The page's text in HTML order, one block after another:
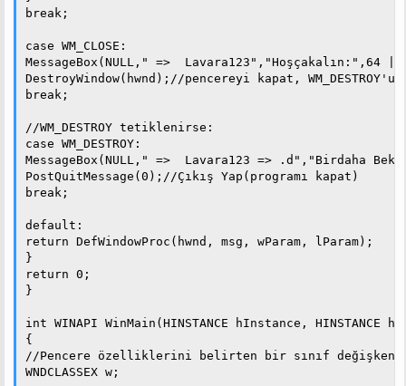
break;
case WM_CLOSE:
MessageBox(NULL," =>  Lavara123","Hoşçakalın:",64 |
DestroyWindow(hwnd);//pencereyi kapat,
break;
//WM_DESTROY tetiklenirse:
case WM_DESTROY:
MessageBox(NULL," =>  Lavara123 => .d","Birdaha
PostQuitMessage(0);//Çıkış Yap(programı kapat)
break;
default:
return DefWindowProc(hwnd, msg, wParam, lParam);
}
return 0;
}
int WINAPI WinMain(HINSTANCE hInstance, HINSTANCE
{
//Pencere özelliklerini belirten bir sınıf değişkeni
WNDCLASSEX w;